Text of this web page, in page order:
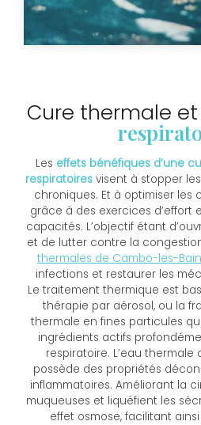
Cure thermale
Les effets bénéfiques d’une
respiratoiresvisent à stopper
chroniques. Et à optimiser les
grâce à des exercices d’effort
capacités. L’objectif étant
et de lutter contre la
thermales de Cambo-les-
infections et restaurer les
Le traitement thermique est
thérapie par aérosol, ou la
thermale en fines particules
ingrédients actifs
respiratoire. L’eau
possède des propriétés
inflammatoires. Améliorant la
muqueuses et liquéfient les
effet osmose, facilitant